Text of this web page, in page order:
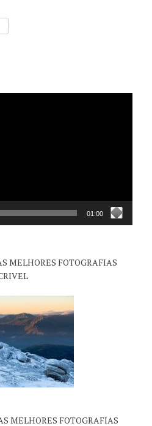
01:00
MELHORES FOTOGRAFIAS
MELHORES FOTOGRAFIAS